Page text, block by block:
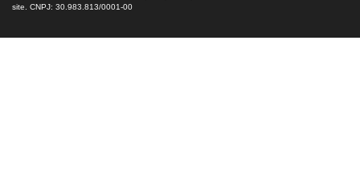
site. CNPJ: 30.983.813/0001-00